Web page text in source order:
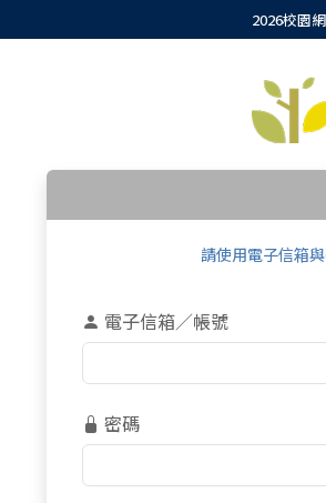
2026校園
請使用電子信箱
電子信箱／帳號
密碼